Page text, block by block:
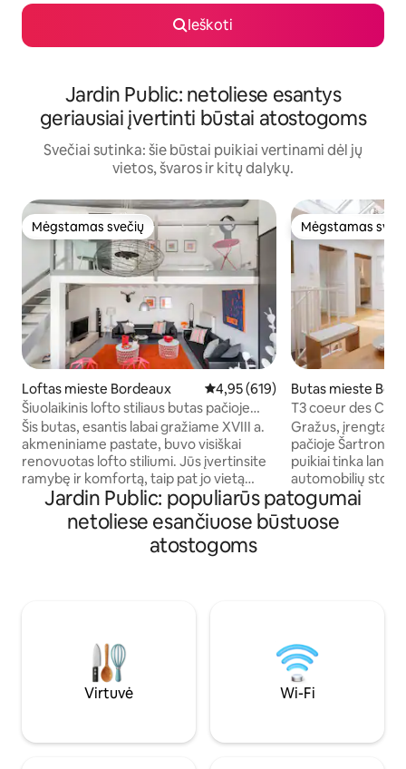
Ieškoti
Jardin Public: netoliese esantys
geriausiai įvertinti būstai atostogoms
Svečiai sutinka: šie būstai puikiai vertinami dėl jų
vietos, švaros ir kitų dalykų.
Mėgstamas svečių
Mėgstamas svečių
Loftas mieste Bordeaux Vidutinis įvertinimas: 4,95 iš 5,
4,95 (619)
Šiuolaikinis lofto stiliaus butas pačioje
Bordo širdyje
Šis butas, esantis labai gražiame XVIII a.
akmeniniame pastate, buvo visiškai
renovuotas lofto stiliumi. Jūs įvertinsite
ramybę ir komfortą, taip pat jo vietą
Bordo centre. Butas trečiame aukšte, be
gyvenamasis kambarys, miegamasis ir
dvipusis vonios kambarys. Galima
skalbimo mašiną, skalbimo mašiną,
orkaitę, mikrobangų krosnelę,
indukcines lėkštes, skrudintuvą ir
Nespresso kavos aparatą. Netoliese yra
nuo 3 iki 5 minučių pėsčiomis. Dėmesio,
Mėgstamas
Mėgstamas
Butas mieste
T3 coeur des
Automobilių
kondicionierius
Gražus, įrengtas
pačioje Šartronų širdyje.
puikiai tinka lankytis.
automobilių
(papildomai 15 €
priemonių
restoranų ir
Saulės terasa su
niekas nežiūri.
Jardin Public: populiarūs patogumai
netoliese esančiuose būstuose
atostogoms
Virtuvė Wi-Fi